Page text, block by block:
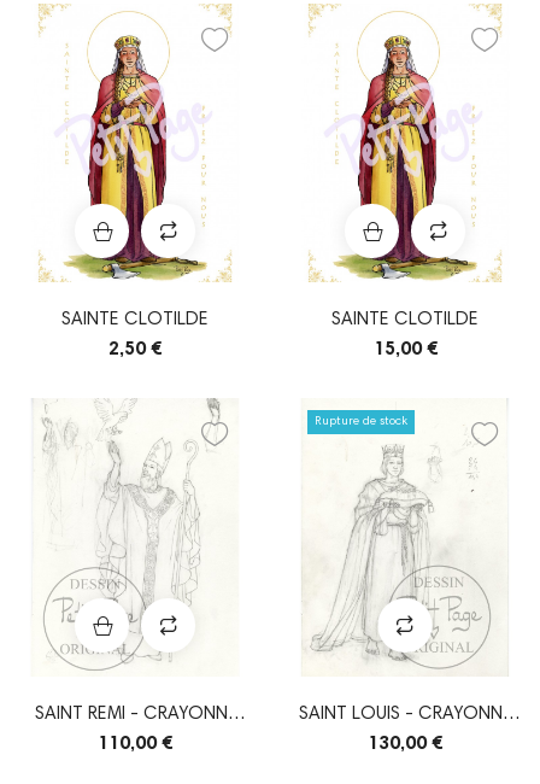
SAINTE CLOTILDE
2,50 €
SAINTE CLOTILDE
15,00 €
SAINT REMI - CRAYONNÉ
ORIGINAL
110,00 €
Rupture de stock
SAINT LOUIS - CRAYONNÉ
ORIGINAL
130,00 €